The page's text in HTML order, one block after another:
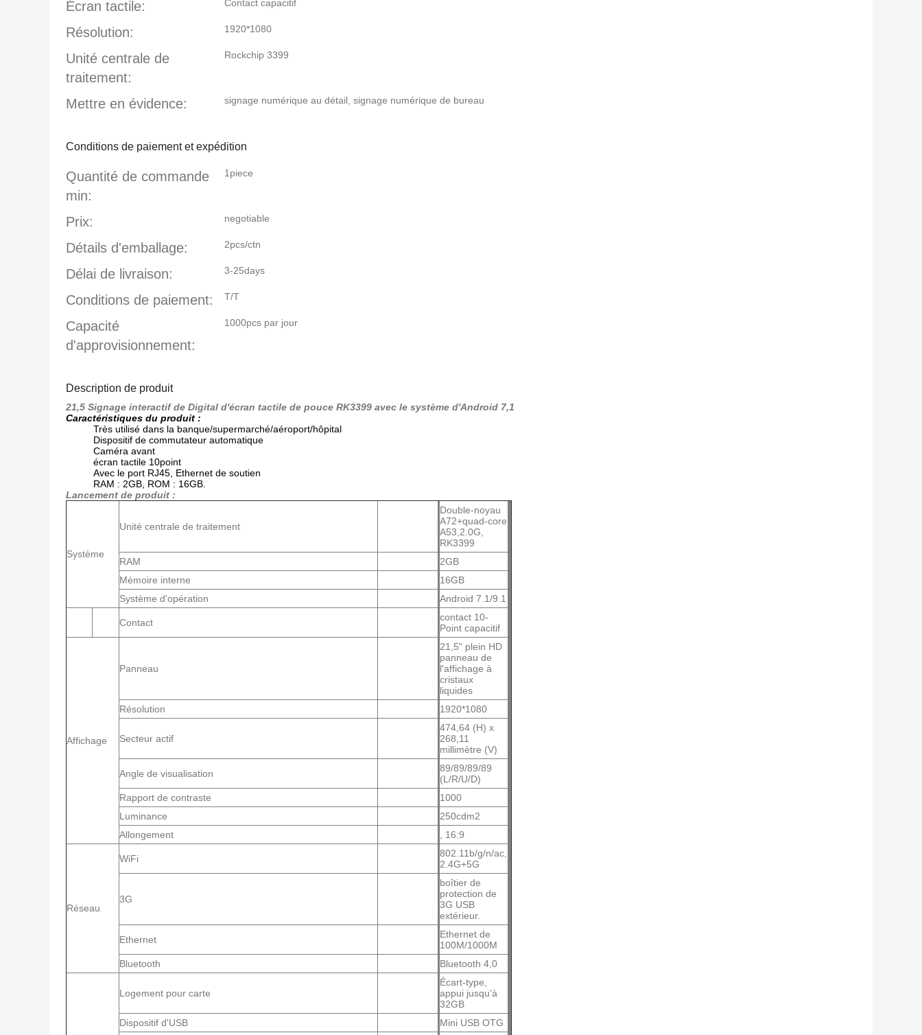
Écran tactile: Contact capacitif
Résolution: 1920*1080
Unité centrale de
traitement:
Rockchip 3399
Mettre en évidence: signage numérique au détail signage numérique de bureau
Conditions de paiement et expédition
Quantité de commande
min:
1piece
Prix: negotiable
Détails d'emballage: 2pcs/ctn
Délai de livraison: 3-25days
Conditions de paiement: T/T
Capacité
d'approvisionnement:
1000pcs par jour
Description de produit
21,5 Signage interactif de Digital d'écran tactile de pouce RK3399 avec le système d'Android 7,1
Caractéristiques du produit :
Très utilisé dans la banque/supermarché/aéroport/hôpital
Dispositif de commutateur automatique
Caméra avant
écran tactile 10point
Avec le port RJ45, Ethernet de soutien
RAM : 2GB, ROM : 16GB.
Lancement de produit :
Système
Unité centrale de traitement
Double-noyau
A72+quad-core
A53,2.0G,
RK3399
RAM
2GB
Mémoire interne
16GB
Système d'opération
Android 7.1/9.1
Contact
contact 10-
Point capacitif
Affichage
Panneau
21,5" plein HD
panneau de
l'affichage à
cristaux
liquides
Résolution
1920*1080
Secteur actif
474,64 (H) x
268,11
millimètre (V)
Angle de visualisation
89/89/89/89
(L/R/U/D)
Rapport de contraste
1000
Luminance
250cdm2
Allongement
, 16:9
Réseau
WiFi
802.11b/g/n/ac,
2.4G+5G
3G
boîtier de
protection de
3G USB
extérieur.
Ethernet
Ethernet de
100M/1000M
Bluetooth
Bluetooth 4,0
Logement pour carte
Écart-type,
appui jusqu'à
32GB
Dispositif d'USB
Mini USB OTG